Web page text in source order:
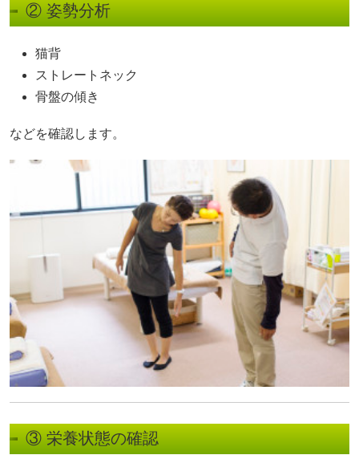
② 姿勢分析
猫背
ストレートネック
骨盤の傾き
などを確認します。
③ 栄養状態の確認